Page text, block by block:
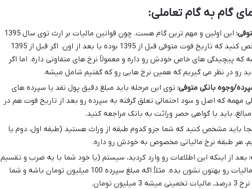
گام به گام تعاملی:
این اولین و مهم ترین گام هست. چون قوانین مالیات بر ارث توی سال 1395
حسابی تغییر کرده، باید مشخص کنید که تاریخ فوت متوفی قبل از 1395 بوده یا بعد از اون. اگر قبل از 1395
که پیچیدگی های خاص خودش رو داره و معمولاً نرخ های متفاوتی داره. اما اگر
توی این مرحله باید مبلغ دقیق پول نقد یا سپرده های
مهمه که اصل و سود احتمالی تعلق گرفته به سپرده رو بعد از تاریخ فوت هم در
مبالغ، باید با گواهی حصر وراثت به بانک مراجعه کنید.
باید مشخص کنید که شما جزو کدوم طبقه از وراث هستید (طبقه اول، دوم یا
هر طبقه نرخ مالیاتی مخصوص به خودش رو داره.
بعد از اینکه این اطلاعات رو وارد کردید، سیستم (یا خود شما با یه ضرب و تقسیم
ساده) می تونه مبلغ تخمینی مالیات رو بهتون نشون بده. مثلاً اگه مبلغ سپرده 100 میلیون تومان باشه و شما
تومان.